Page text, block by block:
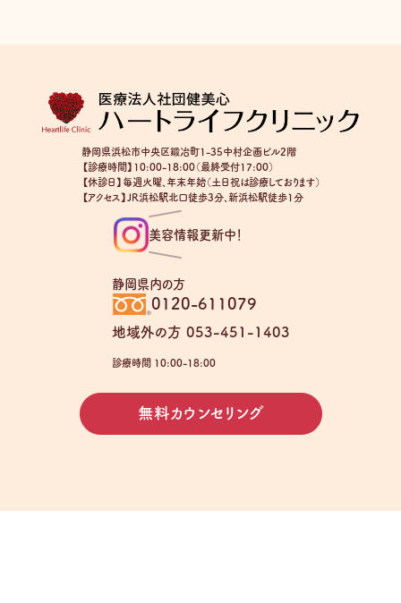
静岡県浜松市中央区鍛冶町1-35中村企画ビル2階
【診療時間】10:00-18:00（最終受付17:00）
【休診日】毎週火曜、年末年始（土日祝は診療しております）
【アクセス】JR浜松駅北口徒歩3分、新浜松駅徒歩1分
美容情報更新中！
静岡県内の方
0120-611079
地域外の方 053-451-1403
診療時間 10:00-18:00
無料カウンセリング